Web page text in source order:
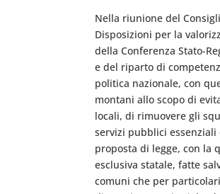
Nella riunione del
Disposizioni per la
della Conferenza Stato-
e del riparto di
politica nazionale, con
montani allo scopo di
locali, di rimuovere gli
servizi pubblici
proposta di legge, con la
esclusiva statale, fatte
comuni che per